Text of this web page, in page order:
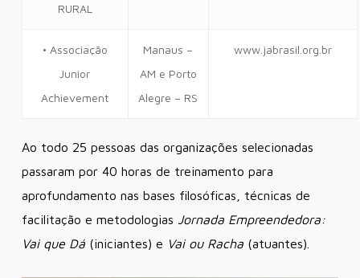
RURAL
• Associação
Junior
Achievement
Manaus –
AM e Porto
Alegre – RS
www.jabrasil.org.br
Ao todo 25 pessoas das organizações selecionadas
passaram por 40 horas de treinamento para
aprofundamento nas bases filosóficas, técnicas de
facilitação e metodologias Jornada Empreendedora:
Vai que Dá(iniciantes) e Vai ou Racha(atuantes).